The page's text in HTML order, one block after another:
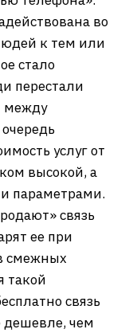
во
к тем или
стало
перестали
между
услуг от
высокой, а
параметрами.
связь
ее при
смежных
такой
связь
дешевле, чем